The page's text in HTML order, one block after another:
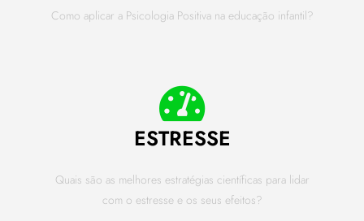
Como aplicar a Psicologia Positiva na educação infantil?
ESTRESSE
Quais são as melhores estratégias científicas para lidar
com o estresse e os seus efeitos?